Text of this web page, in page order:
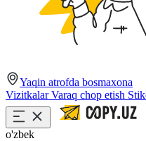
Yaqin atrofda bosmaxona
VizitkalarVaraq chop etish
o'zbek